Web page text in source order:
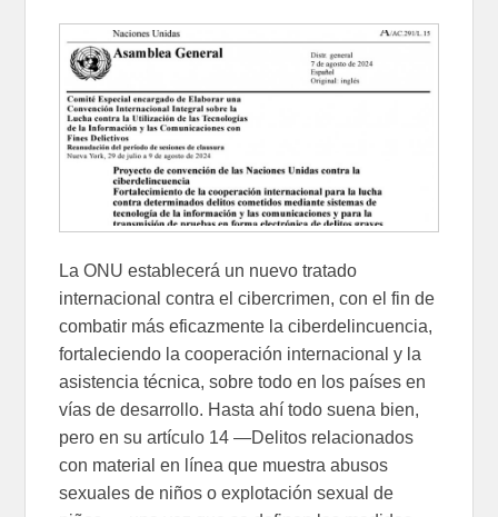
La ONU establecerá un nuevo tratado
internacional contra el cibercrimen, con el fin de
combatir más eficazmente la ciberdelincuencia,
fortaleciendo la cooperación internacional y la
asistencia técnica, sobre todo en los países en
vías de desarrollo. Hasta ahí todo suena bien,
pero en su artículo 14 —Delitos relacionados
con material en línea que muestra abusos
sexuales de niños o explotación sexual de